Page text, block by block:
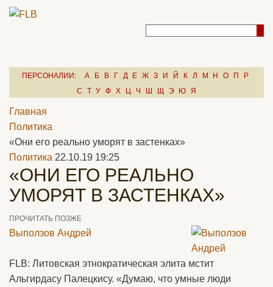
ПЕРСОНАЛИИ: А Б В Г Д Е Ж З И Й К Л М Н О П
Р
С
Т У Ф Х Ц Ч Ш Щ Э Ю Я
Главная
Политика
«Они его реально уморят в застенках»
Политика 22.10.19 19:25
«ОНИ ЕГО РЕАЛЬНО
УМОРЯТ В ЗАСТЕНКАХ»
ПРОЧИТАТЬ ПОЗЖЕ
Выползов Андрей
FLB: Литовская этнократическая элита мстит
Альгирдасу Палецкису. «Думаю, что умные люди